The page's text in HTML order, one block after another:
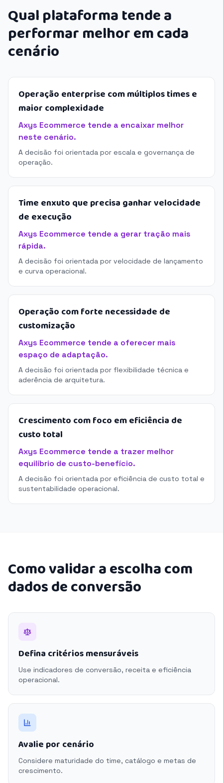
Qual plataforma tende a
performar melhor em cada
cenário
Operação enterprise com múltiplos times e
maior complexidade
Axys Ecommerce tende a encaixar melhor
neste cenário.
A decisão foi orientada por escala e governança de
operação.
Time enxuto que precisa ganhar velocidade
de execução
Axys Ecommerce tende a gerar tração mais
rápida.
A decisão foi orientada por velocidade de lançamento
e curva operacional.
Operação com forte necessidade de
customização
Axys Ecommerce tende a oferecer mais
espaço de adaptação.
A decisão foi orientada por flexibilidade técnica e
aderência de arquitetura.
Crescimento com foco em eficiência de
custo total
Axys Ecommerce tende a trazer melhor
equilíbrio de custo-benefício.
A decisão foi orientada por eficiência de custo total e
sustentabilidade operacional.
Como validar a escolha com
dados de conversão
Defina critérios mensuráveis
Use indicadores de conversão, receita e eficiência
operacional.
Avalie por cenário
Considere maturidade do time, catálogo e metas de
crescimento.